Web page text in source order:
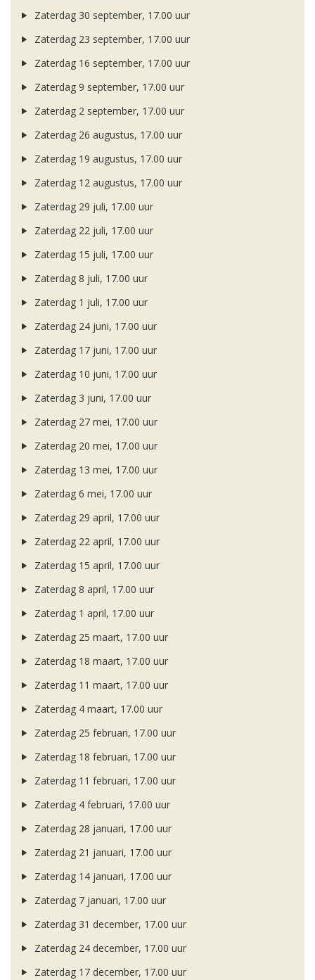
Zaterdag 30 september, 17.00 uur
Zaterdag 23 september, 17.00 uur
Zaterdag 16 september, 17.00 uur
Zaterdag 9 september, 17.00 uur
Zaterdag 2 september, 17.00 uur
Zaterdag 26 augustus, 17.00 uur
Zaterdag 19 augustus, 17.00 uur
Zaterdag 12 augustus, 17.00 uur
Zaterdag 29 juli, 17.00 uur
Zaterdag 22 juli, 17.00 uur
Zaterdag 15 juli, 17.00 uur
Zaterdag 8 juli, 17.00 uur
Zaterdag 1 juli, 17.00 uur
Zaterdag 24 juni, 17.00 uur
Zaterdag 17 juni, 17.00 uur
Zaterdag 10 juni, 17.00 uur
Zaterdag 3 juni, 17.00 uur
Zaterdag 27 mei, 17.00 uur
Zaterdag 20 mei, 17.00 uur
Zaterdag 13 mei, 17.00 uur
Zaterdag 6 mei, 17.00 uur
Zaterdag 29 april, 17.00 uur
Zaterdag 22 april, 17.00 uur
Zaterdag 15 april, 17.00 uur
Zaterdag 8 april, 17.00 uur
Zaterdag 1 april, 17.00 uur
Zaterdag 25 maart, 17.00 uur
Zaterdag 18 maart, 17.00 uur
Zaterdag 11 maart, 17.00 uur
Zaterdag 4 maart, 17.00 uur
Zaterdag 25 februari, 17.00 uur
Zaterdag 18 februari, 17.00 uur
Zaterdag 11 februari, 17.00 uur
Zaterdag 4 februari, 17.00 uur
Zaterdag 28 januari, 17.00 uur
Zaterdag 21 januari, 17.00 uur
Zaterdag 14 januari, 17.00 uur
Zaterdag 7 januari, 17.00 uur
Zaterdag 31 december, 17.00 uur
Zaterdag 24 december, 17.00 uur
Zaterdag 17 december, 17.00 uur